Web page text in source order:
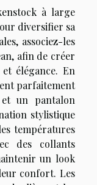
à large
diversifier sa
associez-les
afin de créer
élégance. En
parfaitement
et un pantalon
stylistique
températures
des collants
un look
confort. Les